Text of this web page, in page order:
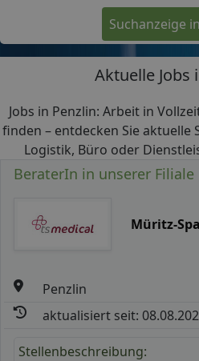
Suchanzeige
Aktuelle Jobs
Jobs in Penzlin: Arbeit in
finden – entdecken Sie aktuelle
Logistik, Büro oder
BeraterIn in unserer
Müritz-
Penzlin
aktualisiert seit:
Stellenbeschreibung: